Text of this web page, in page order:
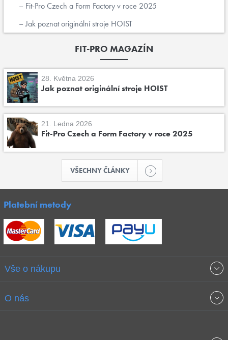
Fit-Pro Czech a Form Factory v roce 2025
Jak poznat originální stroje HOIST
FIT-PRO MAGAZÍN
28. Května 2026
Jak poznat originální stroje HOIST
21. Ledna 2026
Fit-Pro Czech a Form Factory v roce 2025
VŠECHNY ČLÁNKY
Platební metody
Vše o nákupu
Obchodní podmínky
O nás